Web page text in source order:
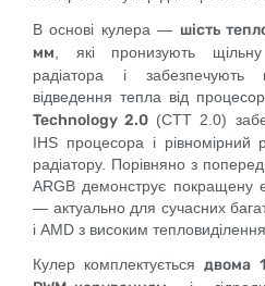
В основі кулера — шість
мм , які пронизують
радіатора і забезпечують
відведення тепла від
Technology 2.0 (CTT 2.0)
IHS процесора і рівномірний
радіатору. Порівняно з
ARGB демонструє покращену
— актуально для сучасних
і AMD з високим
Кулер комплектуєтьсядвома